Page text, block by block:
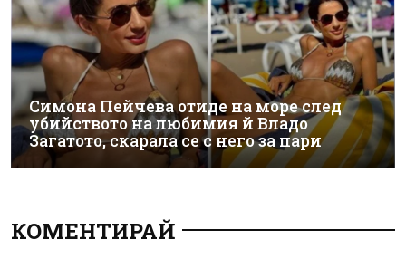
Симона Пейчева отиде на море след
убийството на любимия й Владо
Загатото, скарала се с него за пари
КОМЕНТИРАЙ